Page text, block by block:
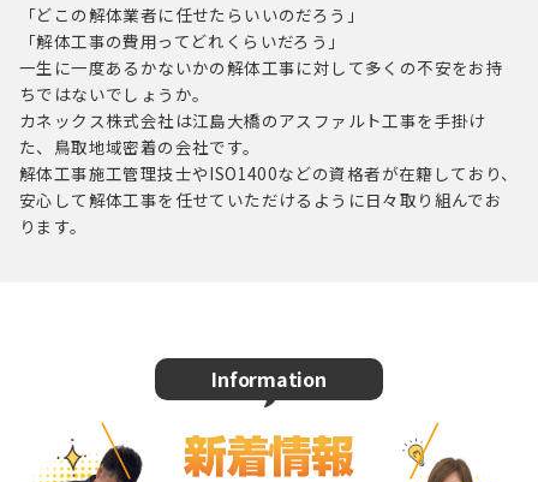
「どこの解体業者に任せたらいいのだろう」
「解体工事の費用ってどれくらいだろう」
一生に一度あるかないかの解体工事に対して多くの不安をお持
ちではないでしょうか。
カネックス株式会社は江島大橋のアスファルト工事を手掛け
た、鳥取地域密着の会社です。
解体工事施工管理技士やISO1400などの資格者が在籍しており、
安心して解体工事を任せていただけるように日々取り組んでお
ります。
Information